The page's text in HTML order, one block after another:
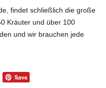
findet schließlich die große
Kräuter und über 100
und wir brauchen jede